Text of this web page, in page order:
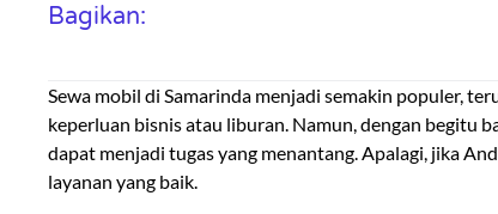
Bagikan:
Sewa mobil di Samarinda menjadi semakin populer,
keperluan bisnis atau liburan. Namun, dengan begitu
dapat menjadi tugas yang menantang. Apalagi, jika
layanan yang baik.